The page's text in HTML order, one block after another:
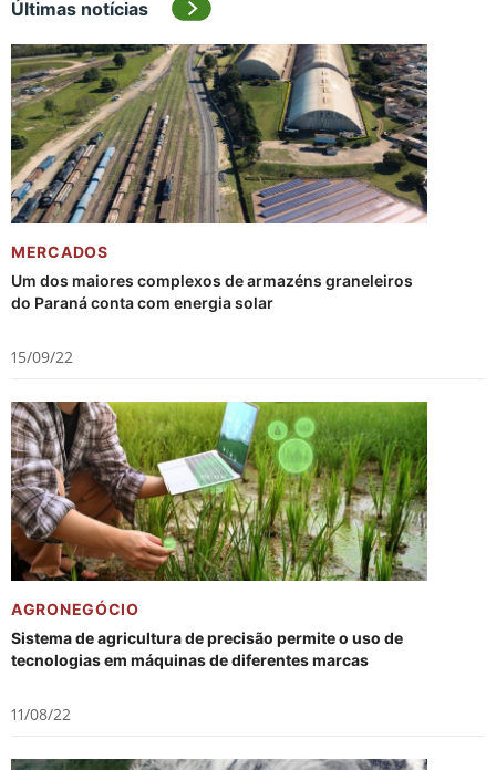
Últimas notícias
MERCADOS
Um dos maiores complexos de armazéns graneleiros
do Paraná conta com energia solar
15/09/22
AGRONEGÓCIO
Sistema de agricultura de precisão permite o uso de
tecnologias em máquinas de diferentes marcas
11/08/22